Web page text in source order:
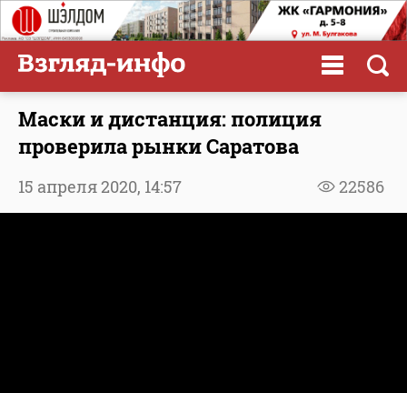
Маски и дистанция: полиция
проверила рынки Саратова
22586
15 апреля 2020, 14:57